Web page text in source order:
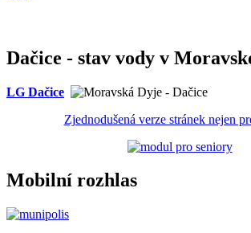
Dačice - stav vody v
LG Dačice
Zjednodušená verze stránek nejen
Mobilní rozhlas